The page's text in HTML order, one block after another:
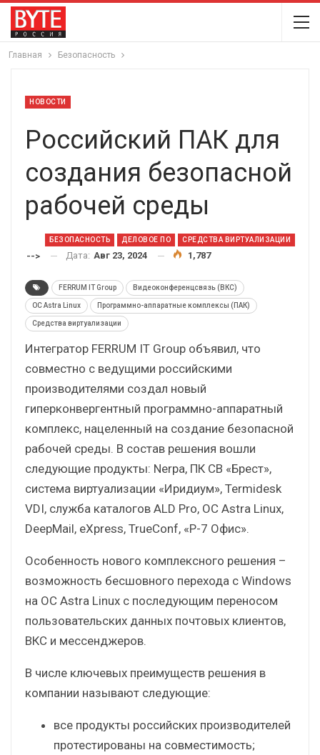
Главная Безопасность
НОВОСТИ
Российский ПАК для
создания безопасной
рабочей среды
БЕЗОПАСНОСТЬ ДЕЛОВОЕ ПО СРЕДСТВА ВИРТУАЛИЗАЦИИ
--> Дата: Авг 23, 2024 1,787
FERRUM IT Group Видеоконференцсвязь (ВКС)
ОС Astra Linux Программно-аппаратные комплексы (ПАК)
Средства виртуализации
Интегратор FERRUM IT Group объявил, что
совместно с ведущими российскими
производителями создал новый
гиперконвергентный программно-аппаратный
комплекс, нацеленный на создание безопасной
рабочей среды. В состав решения вошли
следующие продукты: Nerpa, ПК СВ «Брест»,
система виртуализации «Иридиум», Termidesk
VDI, служба каталогов ALD Pro, ОС Astra Linux,
DeepMail, eXpress, TrueConf, «Р-7 Офис».
Особенность нового комплексного решения –
возможность бесшовного перехода с Windows
на ОС Astra Linux с последующим переносом
пользовательских данных почтовых клиентов,
ВКС и мессенджеров.
В числе ключевых преимуществ решения в
компании называют следующие:
все продукты российских производителей
протестированы на совместимость;